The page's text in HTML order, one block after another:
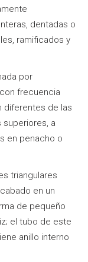
dentadas o
ramificados y
por
frecuencia
diferentes de las
a
en penacho o
triangulares
en un
de pequeño
el tubo de este
anillo interno